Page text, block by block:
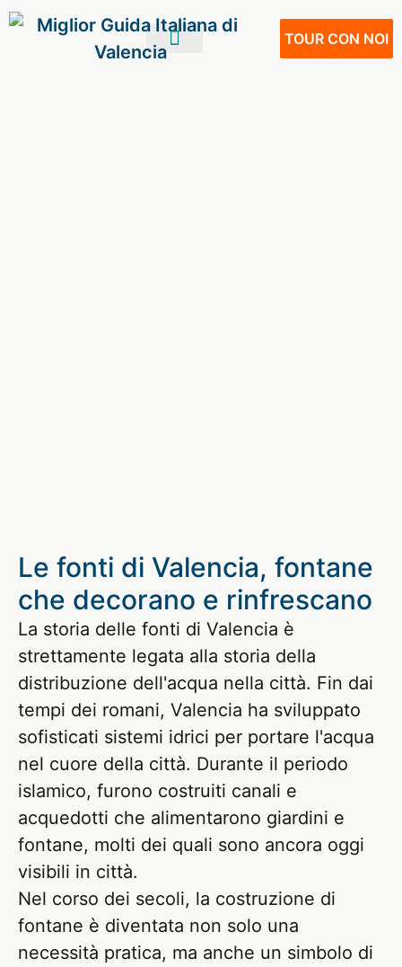
TOUR CON NOI
Le fonti di Valencia, fontane
che decorano e rinfrescano
La storia delle fonti di Valencia è
strettamente legata alla storia della
distribuzione dell'acqua nella città. Fin dai
tempi dei romani, Valencia ha sviluppato
sofisticati sistemi idrici per portare l'acqua
nel cuore della città. Durante il periodo
islamico, furono costruiti canali e
acquedotti che alimentarono giardini e
fontane, molti dei quali sono ancora oggi
visibili in città.
Nel corso dei secoli, la costruzione di
fontane è diventata non solo una
necessità pratica, ma anche un simbolo di